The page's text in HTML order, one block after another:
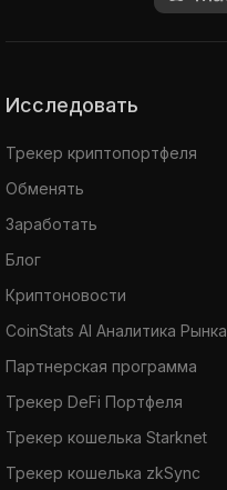
Исследовать
Трекер криптопортфеля
Обменять
Заработать
Блог
Криптоновости
CoinStats AI Аналитика Рынка
Партнерская программа
Трекер DeFi Портфеля
Трекер кошелька Starknet
Трекер кошелька zkSync